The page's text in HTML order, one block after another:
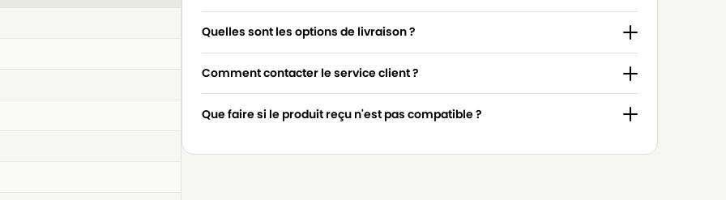
Quelles sont les options de livraison ?
Comment contacter le service client ?
Que faire si le produit reçu n'est pas compatible ?